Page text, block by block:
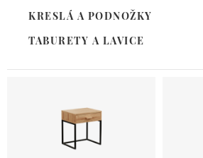
KRESLÁ A PODNOŽKY
TABURETY A LAVICE